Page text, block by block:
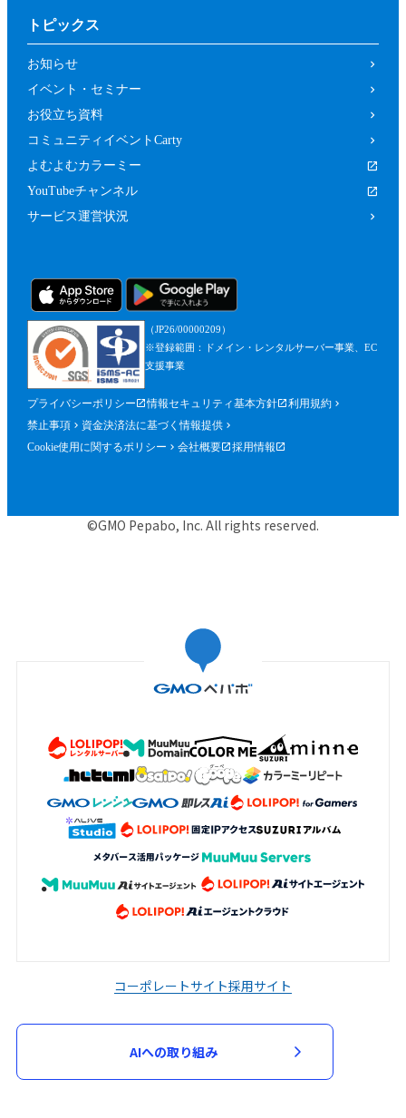
トピックス
お知らせ
イベント・セミナー
お役立ち資料
コミュニティイベントCarty
よむよむカラーミー
YouTubeチャンネル
サービス運営状況
（JP26/00000209）
※登録範囲：ドメイン・レンタルサーバー事業、EC
支援事業
プライバシーポリシー 情報セキュリティ基本方針
利用規約
禁止事項
資金決済法に基づく情報提供
Cookie使用に関するポリシー
会社概要 採用情報
©GMO Pepabo, Inc. All rights reserved.
コーポレートサイト採用サイト
AIへの取り組み